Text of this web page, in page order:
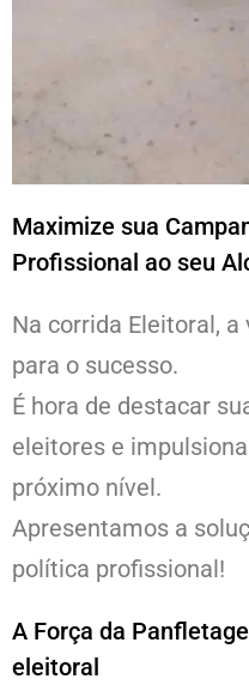
Maximize sua
Profissional ao seu
Na corrida Eleitoral,
para o sucesso.
É hora de destacar
eleitores e
próximo nível.
Apresentamos a
política profissional!
A Força da
eleitoral